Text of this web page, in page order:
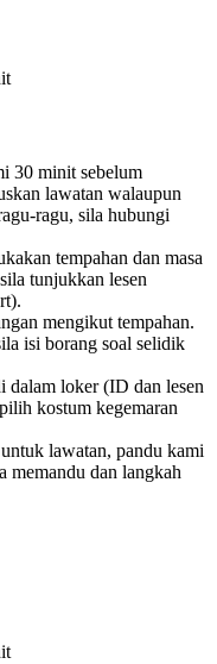
30 minit sebelum
lawatan walaupun
ragu, sila hubungi
tempahan dan masa
tunjukkan lesen
mengikut tempahan.
isi borang soal selidik
dalam loker (ID dan lesen
kostum kegemaran
lawatan, pandu kami
memandu dan langkah